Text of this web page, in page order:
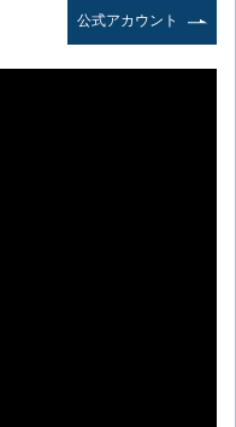
公式アカウント